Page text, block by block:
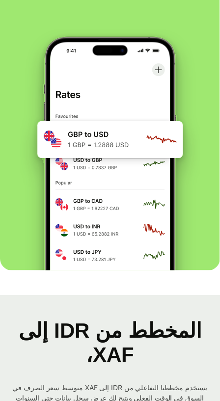
المخطط من IDR إلى
XAF،
يستخدم مخططنا التفاعلي من IDR إلى XAF متوسط ​​سعر الصرف في
السوق في الوقت الفعلي ويتيح لك عرض سجل بيانات حتى السنوات